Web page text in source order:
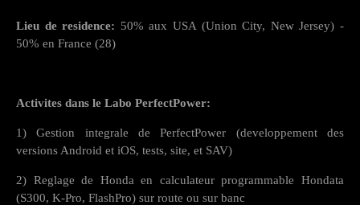
Lieu de residence: 50% aux USA (Union City, New Jersey) -
50% en France (28)
Activites dans le Labo PerfectPower:
1) Gestion integrale de PerfectPower (developpement des
versions Android et iOS, tests, site, et SAV)
2) Reglage de Honda en calculateur programmable Hondata
(S300, K-Pro, FlashPro) sur route ou sur banc